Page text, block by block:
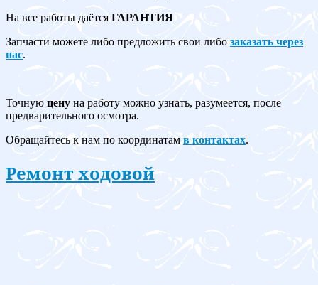
На все работы даётсяГАРАНТИЯ
Запчасти можете либо предложить свои либо заказать через
нас.
Точную цену на работу можно узнать, разумеется, после
предварительного осмотра.
Обращайтесь к нам по координатам в контактах.
Ремонт ходовой